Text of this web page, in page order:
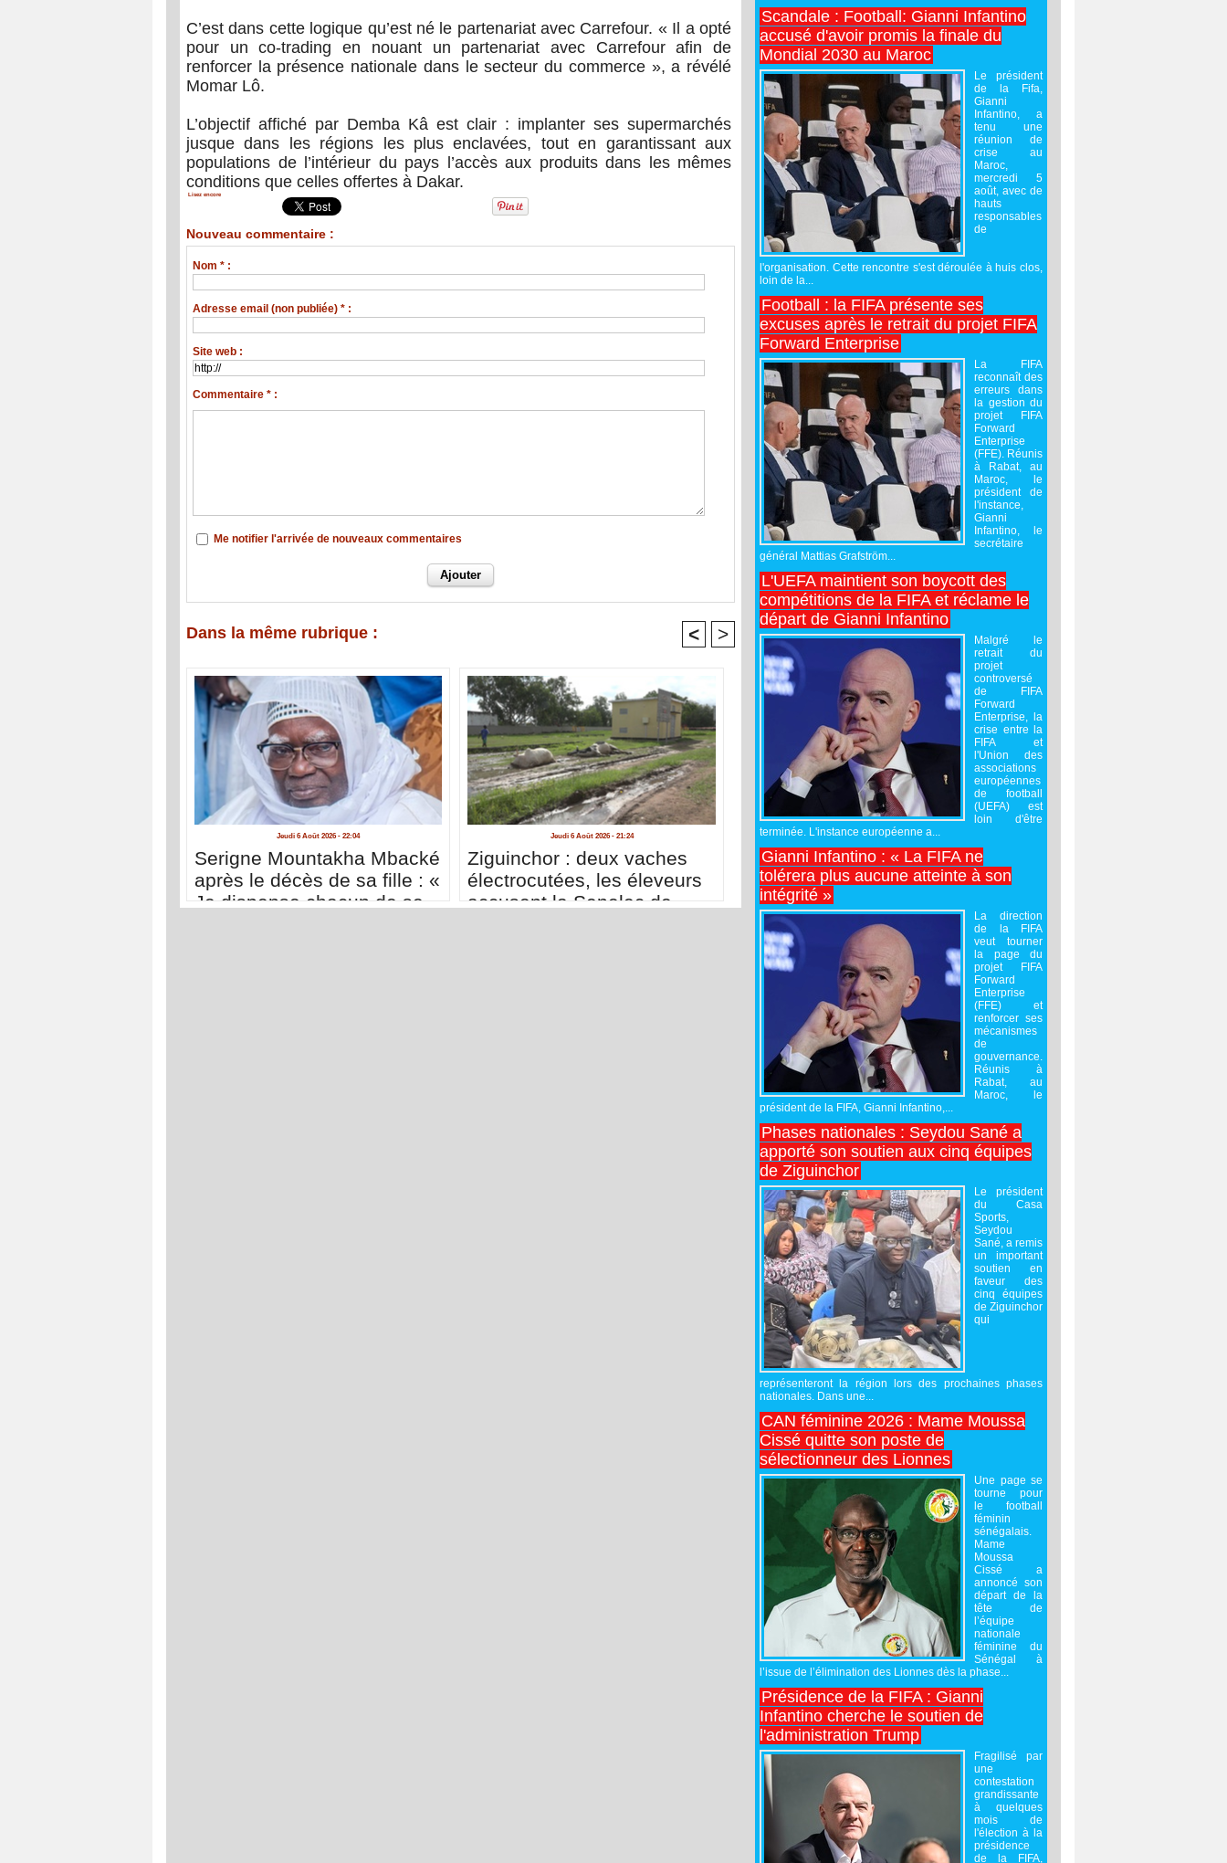
C’est dans cette logique qu’est né le partenariat avec Carrefour. « Il a opté
pour un co-trading en nouant un partenariat avec Carrefour afin de
renforcer la présence nationale dans le secteur du commerce », a révélé
Momar Lô.
L’objectif affiché par Demba Kâ est clair : implanter ses supermarchés
jusque dans les régions les plus enclavées, tout en garantissant aux
populations de l’intérieur du pays l’accès aux produits dans les mêmes
conditions que celles offertes à Dakar.
Lisez encore
Nouveau commentaire :
Nom * :
Adresse email (non publiée) * :
Site web :
Commentaire * :
Me notifier l'arrivée de nouveaux commentaires
Dans la même rubrique : < >
Jeudi 6 Août 2026 - 22:04
Serigne Mountakha Mbacké
après le décès de sa fille : «
Je dispense chacun de se
Jeudi 6 Août 2026 - 21:24
Ziguinchor : deux vaches
électrocutées, les éleveurs
accusent la Senelec de
Scandale : Football: Gianni Infantino
accusé d'avoir promis la finale du
Mondial 2030 au Maroc
Le président
de la Fifa,
Gianni
Infantino, a
tenu une
réunion de
crise au
Maroc,
mercredi 5
août, avec de
hauts
responsables
de
l'organisation. Cette rencontre s'est déroulée à huis clos,
loin de la...
Football : la FIFA présente ses
excuses après le retrait du projet FIFA
Forward Enterprise
La FIFA
reconnaît des
erreurs dans
la gestion du
projet FIFA
Forward
Enterprise
(FFE). Réunis
à Rabat, au
Maroc, le
président de
l'instance,
Gianni
Infantino, le
secrétaire
général Mattias Grafström...
L'UEFA maintient son boycott des
compétitions de la FIFA et réclame le
départ de Gianni Infantino
Malgré le
retrait du
projet
controversé
de FIFA
Forward
Enterprise, la
crise entre la
FIFA et
l'Union des
associations
européennes
de football
(UEFA) est
loin d'être
terminée. L'instance européenne a...
Gianni Infantino : « La FIFA ne
tolérera plus aucune atteinte à son
intégrité »
La direction
de la FIFA
veut tourner
la page du
projet FIFA
Forward
Enterprise
(FFE) et
renforcer ses
mécanismes
de
gouvernance.
Réunis à
Rabat, au
Maroc, le
président de la FIFA, Gianni Infantino,...
Phases nationales : Seydou Sané a
apporté son soutien aux cinq équipes
de Ziguinchor
Le président
du Casa
Sports,
Seydou
Sané, a remis
un important
soutien en
faveur des
cinq équipes
de Ziguinchor
qui
représenteront la région lors des prochaines phases
nationales. Dans une...
CAN féminine 2026 : Mame Moussa
Cissé quitte son poste de
sélectionneur des Lionnes
Une page se
tourne pour
le football
féminin
sénégalais.
Mame
Moussa
Cissé a
annoncé son
départ de la
tête de
l’équipe
nationale
féminine du
Sénégal à
l’issue de l’élimination des Lionnes dès la phase...
Présidence de la FIFA : Gianni
Infantino cherche le soutien de
l'administration Trump
Fragilisé par
une
contestation
grandissante
à quelques
mois de
l'élection à la
présidence
de la FIFA,